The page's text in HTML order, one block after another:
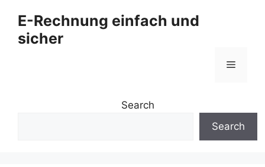
Inhalt
springen
E-Rechnung einfach und
sicher
Menü
Search
Search